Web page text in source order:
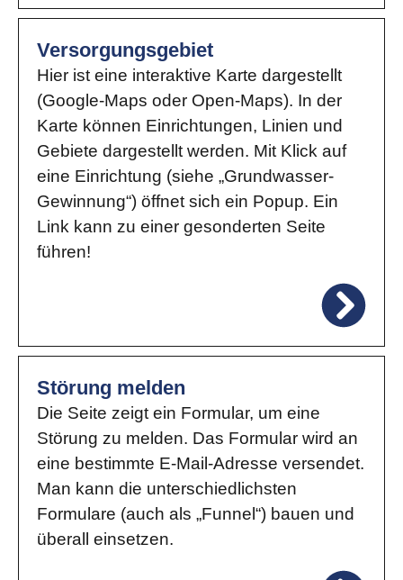
Versorgungsgebiet
Hier ist eine interaktive Karte dargestellt
(Google-Maps oder Open-Maps). In der
Karte können Einrichtungen, Linien und
Gebiete dargestellt werden. Mit Klick auf
eine Einrichtung (siehe „Grundwasser-
Gewinnung“) öffnet sich ein Popup. Ein
Link kann zu einer gesonderten Seite
führen!
Störung melden
Die Seite zeigt ein Formular, um eine
Störung zu melden. Das Formular wird an
eine bestimmte E-Mail-Adresse versendet.
Man kann die unterschiedlichsten
Formulare (auch als „Funnel“) bauen und
überall einsetzen.